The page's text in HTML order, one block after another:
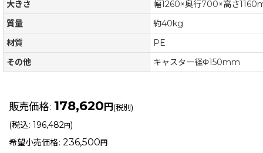
大きさ
幅1260×奥行700×高さ
質量
約40kg
材質
PE
その他
キャスター径Φ150mm
販売価格: 178,620円(税別)
(税込: 196,482円)
希望小売価格: 236,500円